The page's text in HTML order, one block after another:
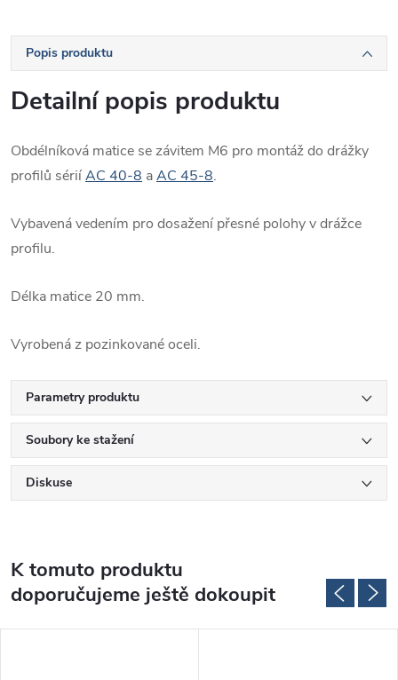
Popis produktu
Detailní popis produktu
Obdélníková matice se závitem M6 pro montáž do drážky
profilů sériíAC 40-8 aAC 45-8.
Vybavená vedením pro dosažení přesné polohy v drážce
profilu.
Délka matice 20 mm.
Vyrobená z pozinkované oceli.
Parametry produktu
Soubory ke stažení
Diskuse
K tomuto produktu
doporučujeme ještě dokoupit